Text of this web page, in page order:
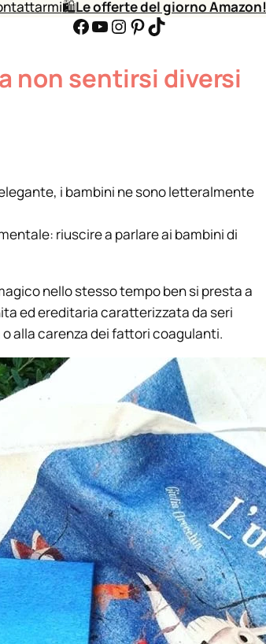
🛍️Le offerte del giorno Amazon!
Facebook YouTube Instagram Pinterest TikTok
non sentirsi diversi
i bambini ne sono letteralmente
riuscire a parlare ai bambini di
nello stesso tempo ben si presta a
ed ereditaria caratterizzata da seri
alla carenza dei fattori coagulanti.